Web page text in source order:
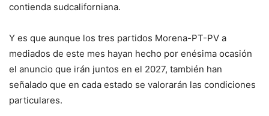
contienda sudcaliforniana.
Y es que aunque los tres partidos Morena-PT-PV a
mediados de este mes hayan hecho por enésima ocasión
el anuncio que irán juntos en el 2027, también han
señalado que en cada estado se valorarán las condiciones
particulares.